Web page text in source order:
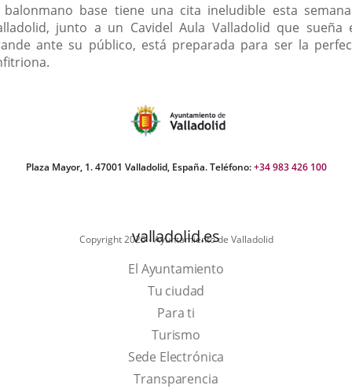
balonmano base tiene una cita ineludible esta
junto a un Cavidel Aula Valladolid que sueña
ante su público, está preparada para ser la
Plaza Mayor, 1. 47001 Valladolid, España. Teléfono:+34 983 426 100
Copyright 2025 - Ayuntamiento de Valladolid
valladolid.es
El Ayuntamiento
Tu ciudad
Para ti
TurismoThis
link
will
Sede Electrónica
Transparencia